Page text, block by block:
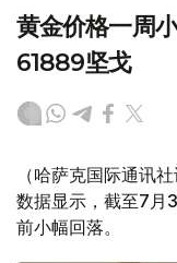
黄金价格一周
61889坚戈
（哈萨克国际通讯
数据显示，截至7月
前小幅回落。